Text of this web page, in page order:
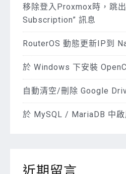
移除登入Proxmox時，跳
Subscription” 訊息
RouterOS 動態更新IP到
於 Windows 下安裝
自動清空/刪除 Google
於 MySQL / MariaDB 中
近期留言